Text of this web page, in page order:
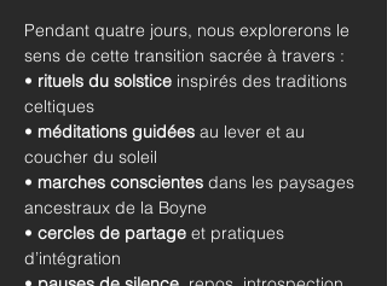
Pendant quatre jours, nous explorerons le
sens de cette transition sacrée à travers :
• rituels du solstice inspirés des traditions
celtiques
• méditations guidées au lever et au
coucher du soleil
• marches conscientes dans les paysages
ancestraux de la Boyne
• cercles de partage et pratiques
d’intégration